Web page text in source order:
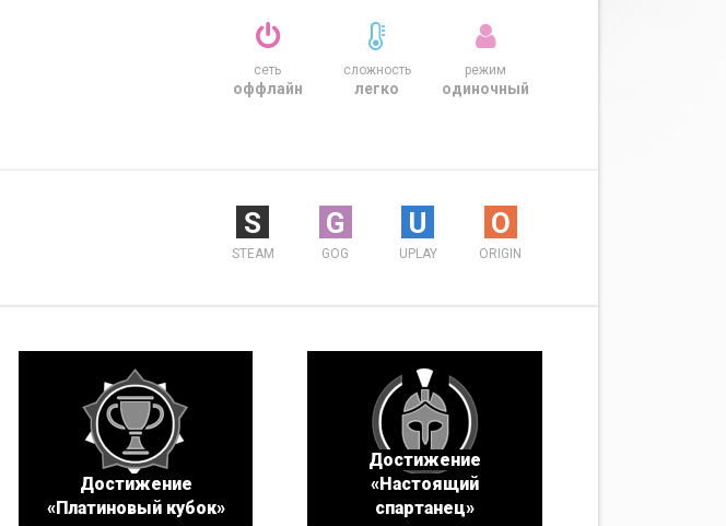
сеть
оффлайн
сложность
легко
режим
одиночный
S
STEAM
G
GOG
U
UPLAY
O
ORIGIN
Достижение
«Платиновый кубок»
Достижение
«Настоящий
спартанец»